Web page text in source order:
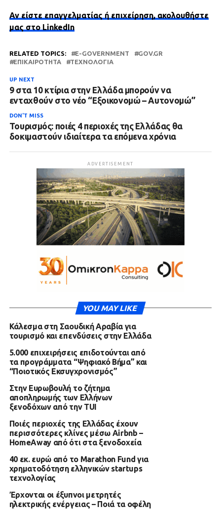
Αν είστε επαγγελματίας ή επιχείρηση, ακολουθήστε
μας στο LinkedIn
RELATED TOPICS: E-GOVERNMENT
GOV.GR
ΕΠΙΚΑΙΡΌΤΗΤΑ
ΤΕΧΝΟΛΟΓΊΑ
UP NEXT
9 στα 10 κτίρια στην Ελλάδα μπορούν να
ενταχθούν στο νέο “Εξοικονομώ – Αυτονομώ”
DON'T MISS
Τουρισμός: ποιές 4 περιοχές της Ελλάδας θα
δοκιμαστούν ιδιαίτερα τα επόμενα χρόνια
ADVERTISEMENT
YOU MAY LIKE
Κάλεσμα στη Σαουδική Αραβία για
τουρισμό και επενδύσεις στην Ελλάδα
5.000 επιχειρήσεις επιδοτούνται από
τα προγράμματα “Ψηφιακό Βήμα” και
“Ποιοτικός Εκσυγχρονισμός”
Στην Ευρωβουλή το ζήτημα
αποπληρωμής των Ελλήνων
ξενοδόχων από την TUI
Ποιές περιοχές της Ελλάδας έχουν
περισσότερες κλίνες μέσω Airbnb –
HomeAway από ότι στα ξενοδοχεία
40 εκ. ευρώ από το Marathon Fund για
χρηματοδότηση ελληνικών startups
τεχνολογίας
Έρχονται οι έξυπνοι μετρητές
ηλεκτρικής ενέργειας – Ποιά τα οφέλη